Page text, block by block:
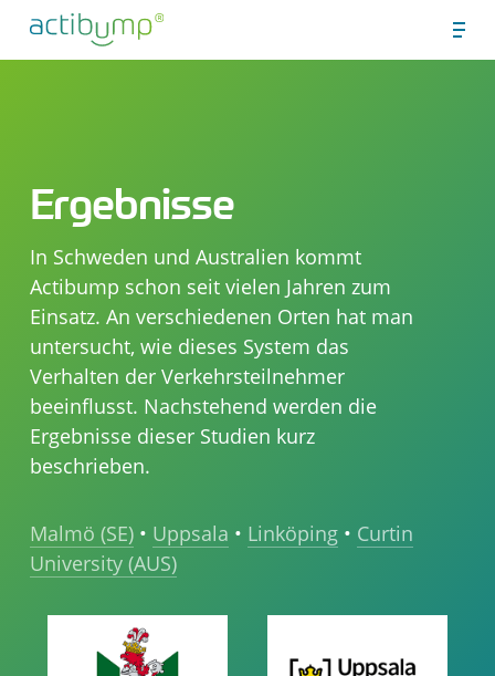
Ergebnisse
In Schweden und Australien kommt
Actibump schon seit vielen Jahren zum
Einsatz. An verschiedenen Orten hat man
untersucht, wie dieses System das
Verhalten der Verkehrsteilnehmer
beeinflusst. Nachstehend werden die
Ergebnisse dieser Studien kurz
beschrieben.
Malmö (SE)• Uppsala • Linköping• Curtin
University (AUS)